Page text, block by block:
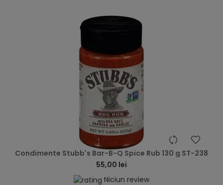
Condimente Stubb's Bar-B-Q Spice Rub 130 g ST-238
55,00 lei
Niciun review